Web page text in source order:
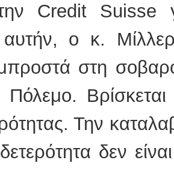
Credit Suisse
ο κ.
μπροστά στη
Πόλεμο.
Την
δεν